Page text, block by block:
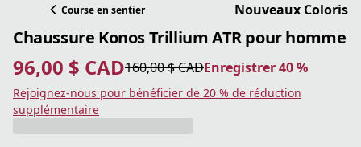
Course en sentier Nouveaux Coloris
Chaussure Konos Trillium ATR pour homme
96,00 $ CAD
prix actuel 96,00 $ CAD160,00 $ CAD
prix original 160,00 $ CAD Enregistrer 40 %
Enregistrer 40 %
Rejoignez-nous pour bénéficier de 20 % de réduction
supplémentaire